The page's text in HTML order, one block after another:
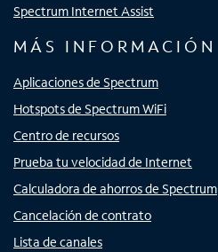
Spectrum Internet Assist
MÁS INFORMACIÓN
Aplicaciones de Spectrum
Hotspots de Spectrum WiFi
Centro de recursos
Prueba tu velocidad de Internet
Calculadora de ahorros de Spectrum
Cancelación de contrato
Lista de canales